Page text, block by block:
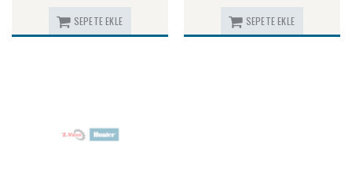
SEPETE EKLE SEPETE EKLE